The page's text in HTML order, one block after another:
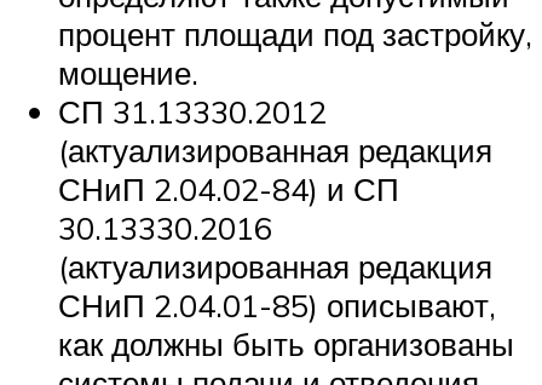
процент площади под застройку,
мощение.
СП 31.13330.2012
(актуализированная редакция
СНиП 2.04.02-84) и СП
30.13330.2016
(актуализированная редакция
СНиП 2.04.01-85) описывают,
как должны быть организованы